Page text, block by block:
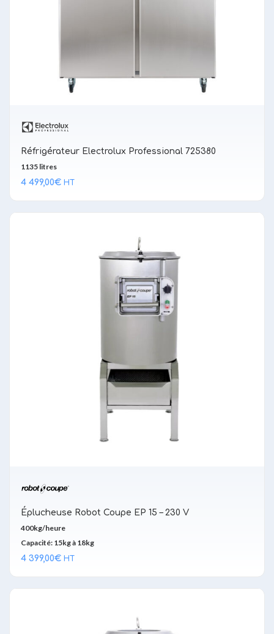
Réfrigérateur Electrolux Professional 725380
1135 litres
4 499,00€ HT
Éplucheuse Robot Coupe EP 15 – 230 V
400kg/heure
Capacité: 15kg à 18kg
4 399,00€ HT